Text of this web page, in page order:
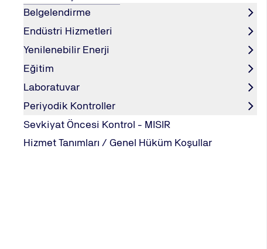
Belgelendirme
Endüstri Hizmetleri
Yenilenebilir Enerji
Eğitim
Laboratuvar
Periyodik Kontroller
Sevkiyat Öncesi Kontrol - MISIR
Hizmet Tanımları / Genel Hüküm Koşullar
ISO 50001 Dokümantasyon Eğitimi